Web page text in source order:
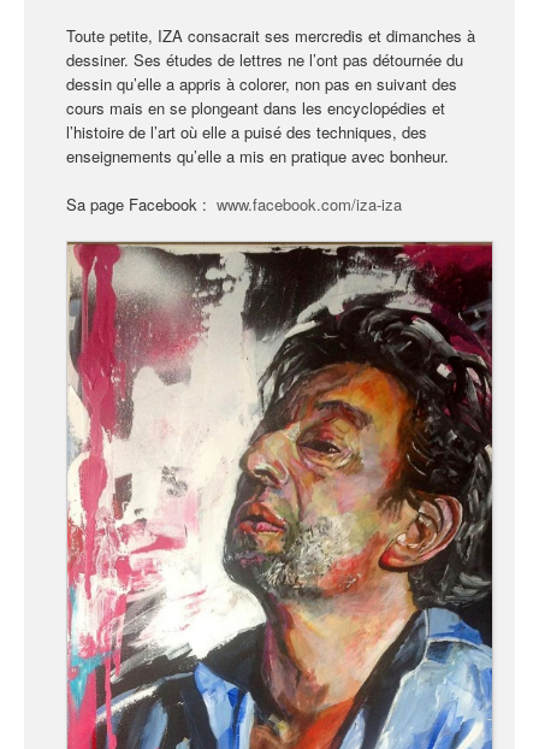
Toute petite, IZA consacrait ses mercredis et dimanches à
dessiner. Ses études de lettres ne l’ont pas détournée du
dessin qu’elle a appris à colorer, non pas en suivant des
cours mais en se plongeant dans les encyclopédies et
l’histoire de l’art où elle a puisé des techniques, des
enseignements qu’elle a mis en pratique avec bonheur.
Sa page Facebook : www.facebook.com/iza-iza